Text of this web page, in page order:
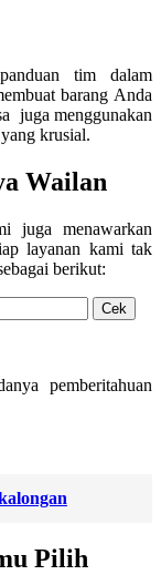
tim dalam
barang Anda
juga menggunakan
krusial.
Wailan
juga menawarkan
layanan kami tak
berikut:
pemberitahuan
Pilih